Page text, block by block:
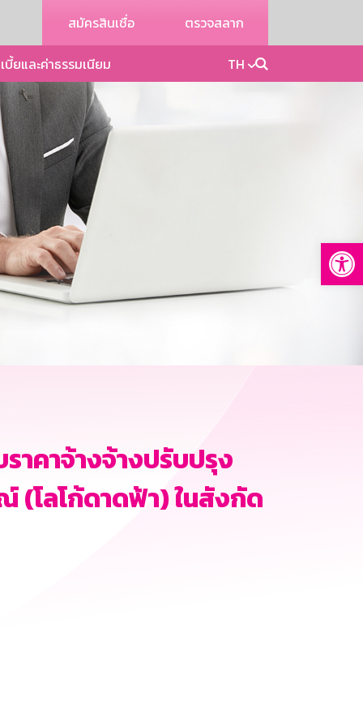
สมัครสินเชื่อ ตรวจสลาก
บี้ยและค่าธรรมเนียม TH
าคาจ้างจ้างปรับปรุง
โลโก้ดาดฟ้า) ในสังกัด